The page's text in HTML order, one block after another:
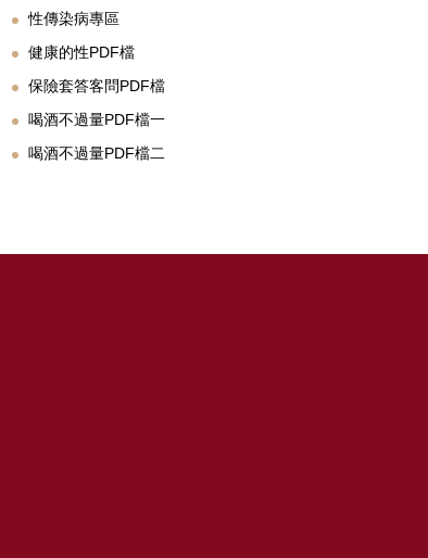
性傳染病專區
健康的性PDF檔
保險套答客問PDF檔
喝酒不過量PDF檔一
喝酒不過量PDF檔二